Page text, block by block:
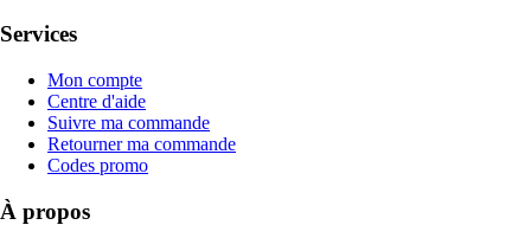
Services
Mon compte
Centre d'aide
Suivre ma commande
Retourner ma commande
Codes promo
À propos